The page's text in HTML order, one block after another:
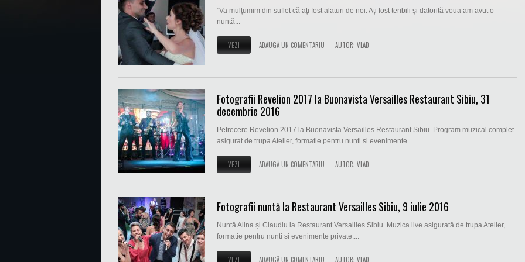
"Va mulțumim din suflet că ați fost alaturi de noi. Ați fost teribili și datorită voua am avut o
nuntă...
VEZI ADAUGĂ UN COMENTARIU AUTOR: VLAD
Fotografii Revelion 2017 la Buonavista Versailles Restaurant Sibiu, 31
decembrie 2016
Petrecere Revelion 2017 la Buonavista Versailles Restaurant Sibiu. Program muzical complet
asigurat de trupa Atelier, formatie pentru nunti si evenimente...
VEZI ADAUGĂ UN COMENTARIU AUTOR: VLAD
Fotografii nuntă la Restaurant Versailles Sibiu, 9 iulie 2016
Nuntă Alina și Claudiu la Restaurant Versailles Sibiu. Muzica live asigurată de trupa Atelier,
formatie pentru nunti si evenimente private....
VEZI ADAUGĂ UN COMENTARIU AUTOR: VLAD